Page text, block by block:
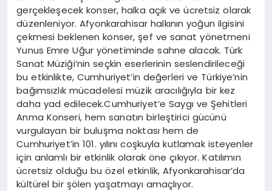
TEKNOLOJI
gerçekleşecek konser, halka açık ve ücretsiz olarak
düzenleniyor. Afyonkarahisar halkının yoğun ilgisini
çekmesi beklenen konser, şef ve sanat yönetmeni
Yunus Emre Uğur yönetiminde sahne alacak. Türk
Sanat Müziği’nin seçkin eserlerinin seslendirileceği
bu etkinlikte, Cumhuriyet’in değerleri ve Türkiye’nin
bağımsızlık mücadelesi müzik aracılığıyla bir kez
daha yad edilecek.Cumhuriyet’e Saygı ve Şehitleri
Anma Konseri, hem sanatın birleştirici gücünü
vurgulayan bir buluşma noktası hem de
Cumhuriyet’in 101. yılını coşkuyla kutlamak isteyenler
için anlamlı bir etkinlik olarak öne çıkıyor. Katılımın
ücretsiz olduğu bu özel etkinlik, Afyonkarahisar’da
kültürel bir şölen yaşatmayı amaçlıyor.